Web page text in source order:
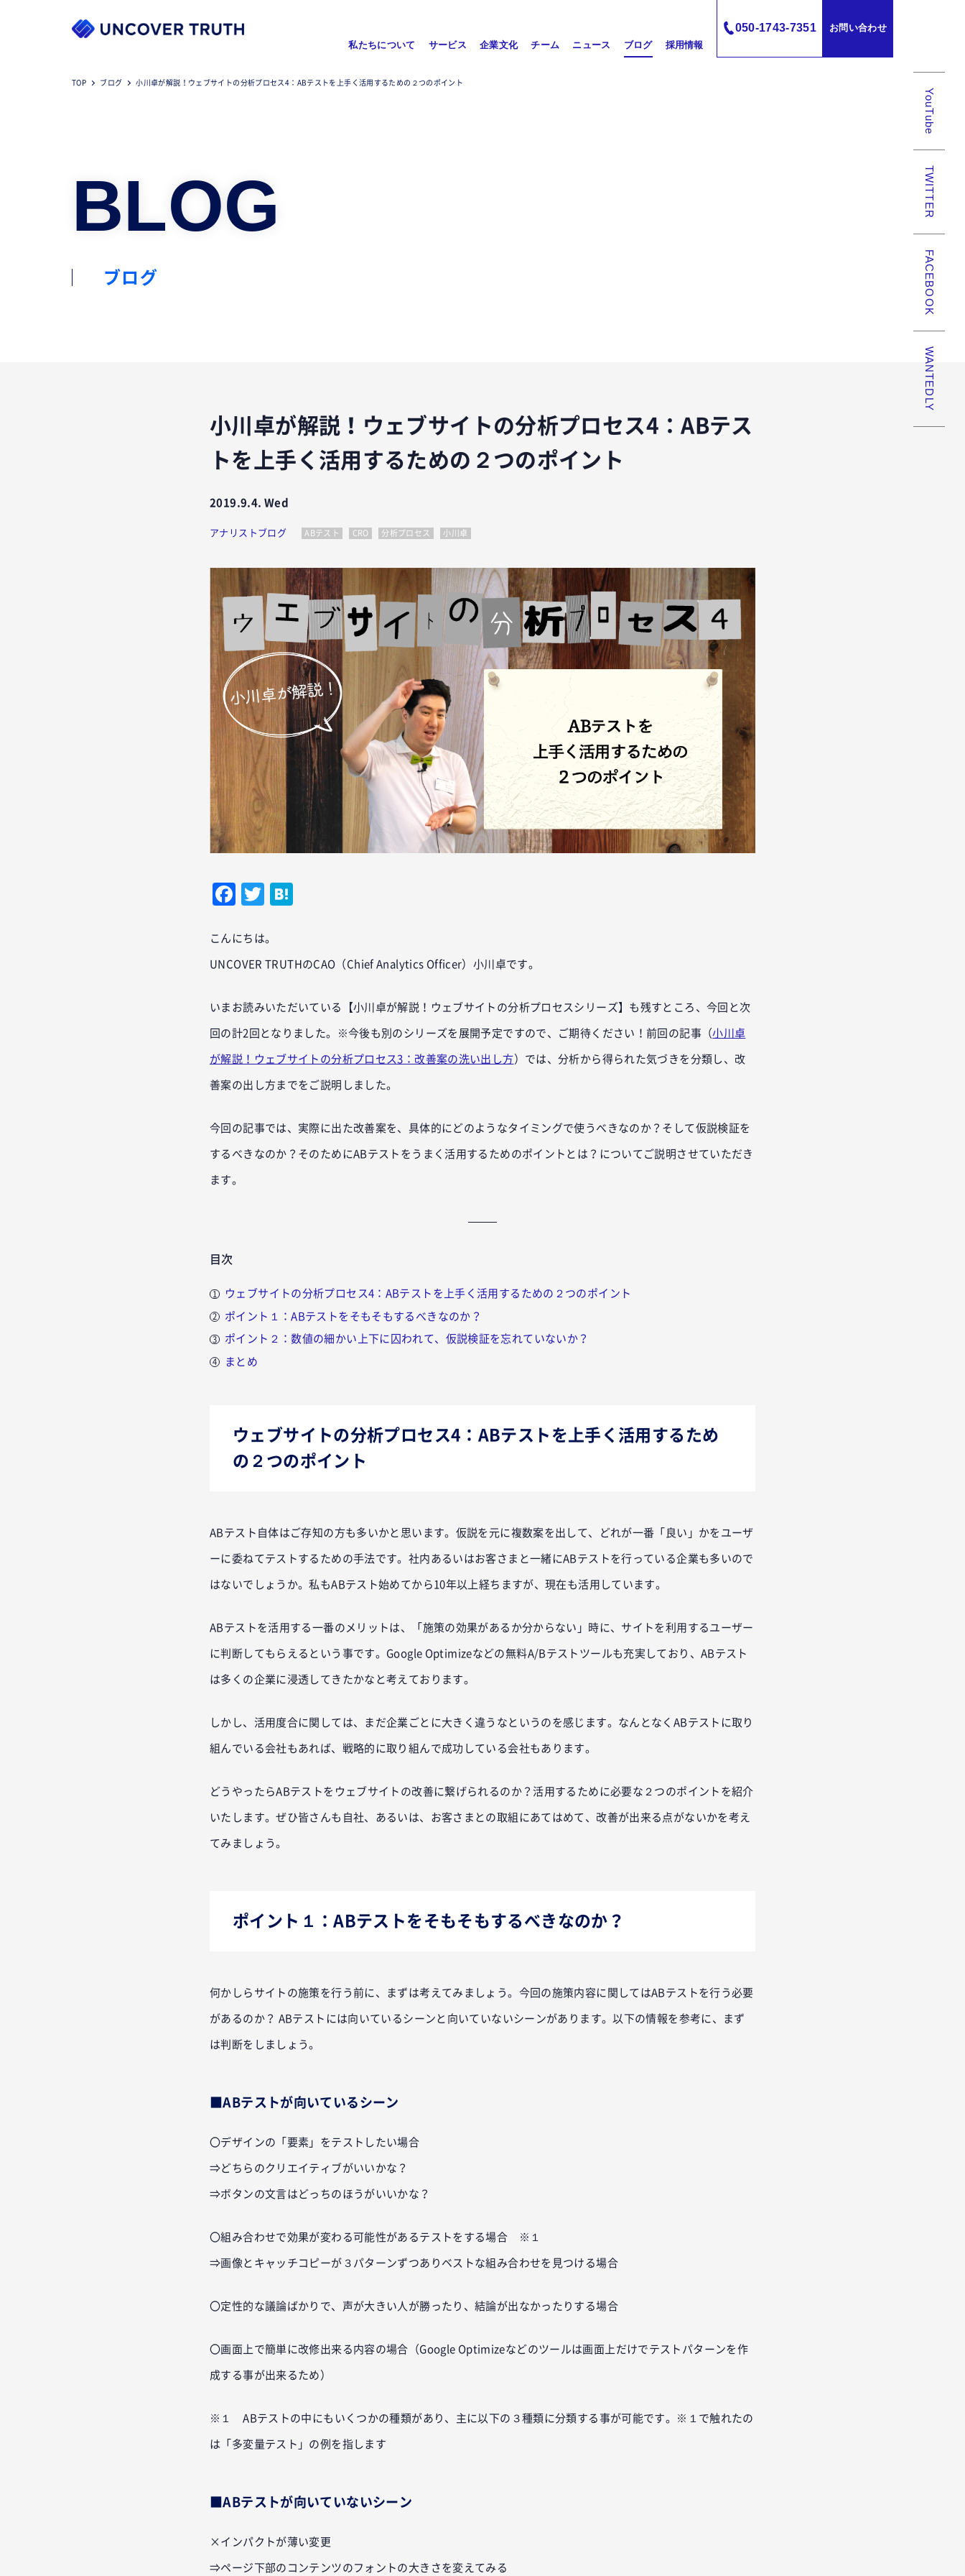
私たちについて サービス 企業文化 チーム ニュース ブログ 採用情報
お問い合わせ
050-1743-7351
YouTube
TWITTER
FACEBOOK
WANTEDLY
TOP ブログ 小川卓が解説！ウェブサイトの分析プロセス4：ABテストを上手く活用するための２つのポイント
BLOG
ブログ
小川卓が解説！ウェブサイトの分析プロセス4：ABテス
トを上手く活用するための２つのポイント
2019.9.4. Wed
アナリストブログ ABテスト CRO 分析プロセス 小川卓
Facebook
Twitter
こんにちは。
UNCOVER TRUTHのCAO（Chief Analytics Officer）小川卓です。
いまお読みいただいている【小川卓が解説！ウェブサイトの分析プロセスシリーズ】も残すところ、今回と次
回の計2回となりました。※今後も別のシリーズを展開予定ですので、ご期待ください！前回の記事（小川卓
が解説！ウェブサイトの分析プロセス3：改善案の洗い出し方 ）では、分析から得られた気づきを分類し、改
善案の出し方までをご説明しました。
今回の記事では、実際に出た改善案を、具体的にどのようなタイミングで使うべきなのか？そして仮説検証を
するべきなのか？そのためにABテストをうまく活用するためのポイントとは？についてご説明させていただき
ます。
目次
ウェブサイトの分析プロセス4：ABテストを上手く活用するための２つのポイント
ポイント１：ABテストをそもそもするべきなのか？
ポイント２：数値の細かい上下に囚われて、仮説検証を忘れていないか？
まとめ
ウェブサイトの分析プロセス4：ABテストを上手く活用するため
の２つのポイント
ABテスト自体はご存知の方も多いかと思います。仮説を元に複数案を出して、どれが一番「良い」かをユーザ
ーに委ねてテストするための手法です。社内あるいはお客さまと一緒にABテストを行っている企業も多いので
はないでしょうか。私もABテスト始めてから10年以上経ちますが、現在も活用しています。
ABテストを活用する一番のメリットは、「施策の効果があるか分からない」時に、サイトを利用するユーザー
に判断してもらえるという事です。Google Optimizeなどの無料A/Bテストツールも充実しており、ABテスト
は多くの企業に浸透してきたかなと考えております。
しかし、活用度合に関しては、まだ企業ごとに大きく違うなというのを感じます。なんとなくABテストに取り
組んでいる会社もあれば、戦略的に取り組んで成功している会社もあります。
どうやったらABテストをウェブサイトの改善に繋げられるのか？活用するために必要な２つのポイントを紹介
いたします。ぜひ皆さんも自社、あるいは、お客さまとの取組にあてはめて、改善が出来る点がないかを考え
てみましょう。
ポイント１：ABテストをそもそもするべきなのか？
何かしらサイトの施策を行う前に、まずは考えてみましょう。今回の施策内容に関してはABテストを行う必要
があるのか？ ABテストには向いているシーンと向いていないシーンがあります。以下の情報を参考に、まず
は判断をしましょう。
■ABテストが向いているシーン
〇デザインの「要素」をテストしたい場合
⇒どちらのクリエイティブがいいかな？
⇒ボタンの文言はどっちのほうがいいかな？
〇組み合わせで効果が変わる可能性があるテストをする場合 ※１
⇒画像とキャッチコピーが３パターンずつありベストな組み合わせを見つける場合
〇定性的な議論ばかりで、声が大きい人が勝ったり、結論が出なかったりする場合
〇画面上で簡単に改修出来る内容の場合（Google Optimizeなどのツールは画面上だけでテストパターンを作
成する事が出来るため）
※１ ABテストの中にもいくつかの種類があり、主に以下の３種類に分類する事が可能です。※１で触れたの
は「多変量テスト」の例を指します
■ABテストが向いていないシーン
×インパクトが薄い変更
⇒ページ下部のコンテンツのフォントの大きさを変えてみる